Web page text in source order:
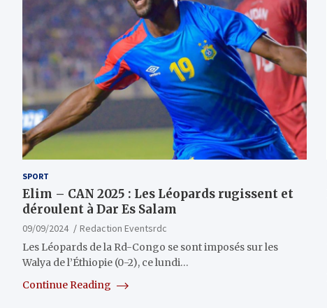
SPORT
Elim – CAN 2025 : Les Léopards rugissent et
déroulent à Dar Es Salam
09/09/2024
Redaction Eventsrdc
Les Léopards de la Rd-Congo se sont imposés sur les
Walya de l’Éthiopie (0-2), ce lundi…
Continue Reading